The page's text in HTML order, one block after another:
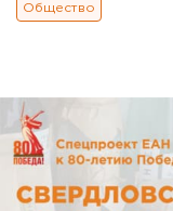
Общество